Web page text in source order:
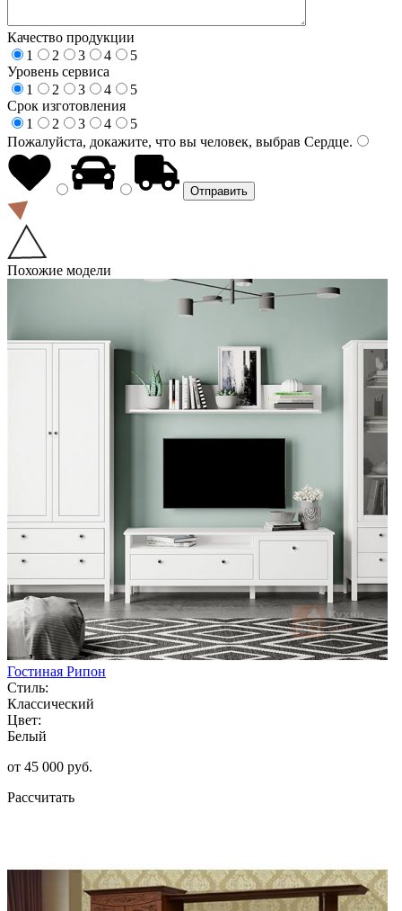
Качество продукции
1
2 3 4
5
Уровень сервиса
1
2 3 4
5
Срок изготовления
1
2 3 4
5
Пожалуйста, докажите, что вы человек, выбрав Сердце.
Похожие модели
Гостиная Рипон
Стиль:
Классический
Цвет:
Белый
от 45 000 руб.
Рассчитать